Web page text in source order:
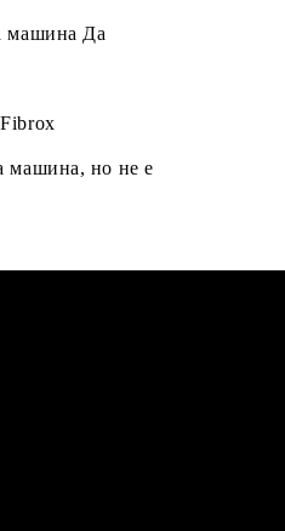
машина Да
машина, но не е